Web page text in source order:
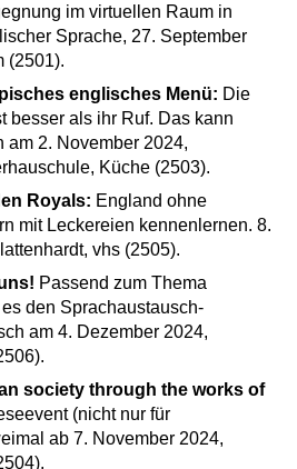
im virtuellen Raum in
Sprache, 27. September
(2501).
englisches Menü: Die
besser als ihr Ruf. Das kann
am 2. November 2024,
Küche (2503).
Royals: England ohne
mit Leckereien kennenlernen. 8.
vhs (2505).
Passend zum Thema
den Sprachaustausch-
am 4. Dezember 2024,
society through the works of
(nicht nur für
ab 7. November 2024,